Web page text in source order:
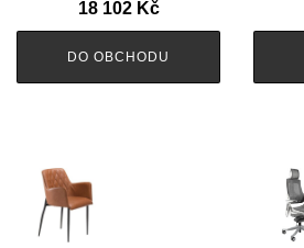
18 102 Kč
DO OBCHODU